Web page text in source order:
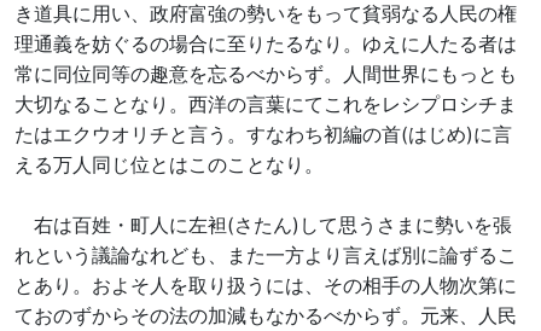
き道具に用い、政府富強の勢いをもって貧弱なる人民の権
理通義を妨ぐるの場合に至りたるなり。ゆえに人たる者は
常に同位同等の趣意を忘るべからず。人間世界にもっとも
大切なることなり。西洋の言葉にてこれをレシプロシチま
たはエクウオリチと言う。すなわち初編の首(はじめ)に言
える万人同じ位とはこのことなり。
右は百姓・町人に左袒(さたん)して思うさまに勢いを張
れという議論なれども、また一方より言えば別に論ずるこ
とあり。およそ人を取り扱うには、その相手の人物次第に
ておのずからその法の加減もなかるべからず。元来、人民